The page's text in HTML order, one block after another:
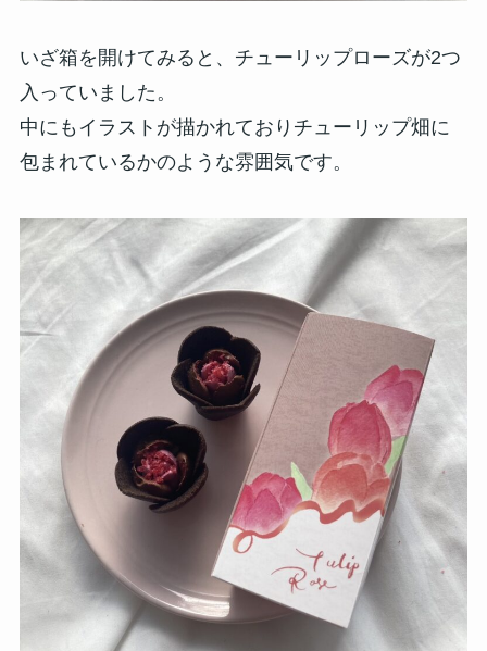
いざ箱を開けてみると、チューリップローズが2つ
入っていました。
中にもイラストが描かれておりチューリップ畑に
包まれているかのような雰囲気です。